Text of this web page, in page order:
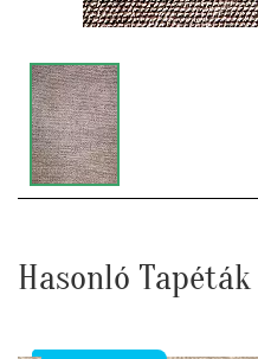
Hasonló Tapéták